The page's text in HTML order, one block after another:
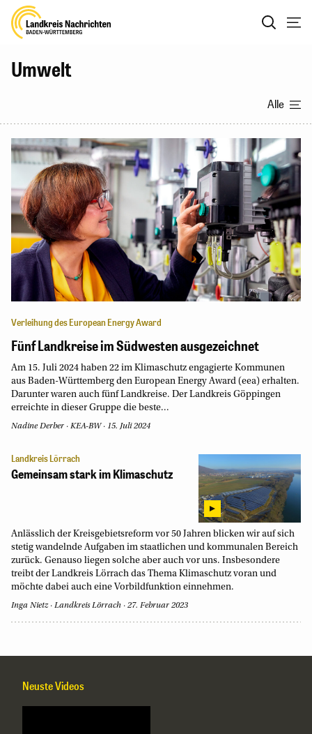
Umwelt
Alle
Verleihung des European Energy Award
Fünf Landkreise im Südwesten ausgezeichnet
Am 15. Juli 2024 haben 22 im Klimaschutz engagierte Kommunen
aus Baden-Württemberg den European Energy Award (eea) erhalten.
Darunter waren auch fünf Landkreise. Der Landkreis Göppingen
erreichte in dieser Gruppe die beste...
Nadine Derber · KEA-BW· 15. Juli 2024
Landkreis Lörrach
Gemeinsam stark im Klimaschutz
Anlässlich der Kreisgebietsreform vor 50 Jahren blicken wir auf sich
stetig wandelnde Aufgaben im staatlichen und kommunalen Bereich
zurück. Genauso liegen solche aber auch vor uns. Insbesondere
treibt der Landkreis Lörrach das Thema Klimaschutz voran und
möchte dabei auch eine Vorbildfunktion einnehmen.
Inga Nietz Landkreis Lörrach 27. Februar 2023
Neuste Videos